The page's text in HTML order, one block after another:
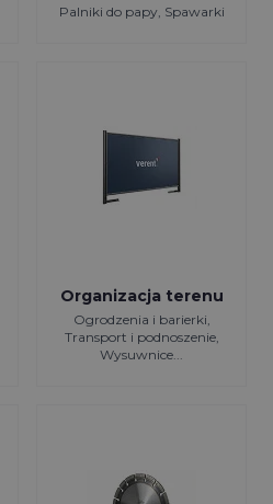
Palniki do papy, Spawarki
Organizacja terenu
Ogrodzenia i barierki,
Transport i podnoszenie,
Wysuwnice...